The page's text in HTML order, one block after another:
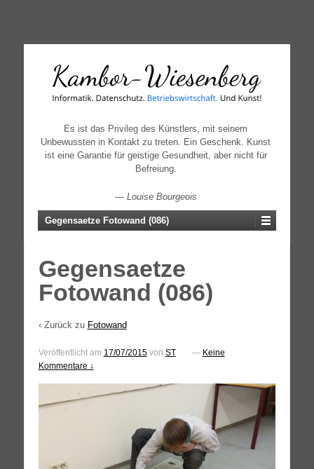
↓
CONTENT
Es ist das Privileg des Künstlers, mit seinem
Unbewussten in Kontakt zu treten. Ein Geschenk. Kunst
ist eine Garantie für geistige Gesundheit, aber nicht für
Befreiung.
— Louise Bourgeois
Gegensaetze Fotowand (086)
Gegensaetze
Fotowand (086)
‹ Zurück zu Fotowand
Veröffentlicht am 17/07/2015von ST — Keine
Kommentare ↓